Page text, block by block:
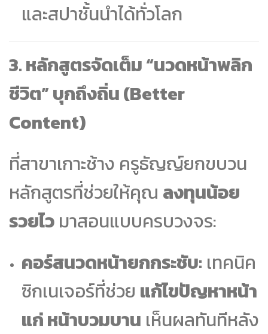
และสปาชั้นนำได้ทั่วโลก
3. หลักสูตรจัดเต็ม “นวดหน้าพลิก
ชีวิต” บุกถึงถิ่น (Better
Content)
ที่สาขาเกาะช้าง ครูธัญญ์ยกขบวน
หลักสูตรที่ช่วยให้คุณ ลงทุนน้อย
รวยไว มาสอนแบบครบวงจร:
คอร์สนวดหน้ายกกระชับ: เทคนิค
ซิกเนเจอร์ที่ช่วย แก้ไขปัญหาหน้า
แก่ หน้าบวมบาน เห็นผลทันทีหลัง